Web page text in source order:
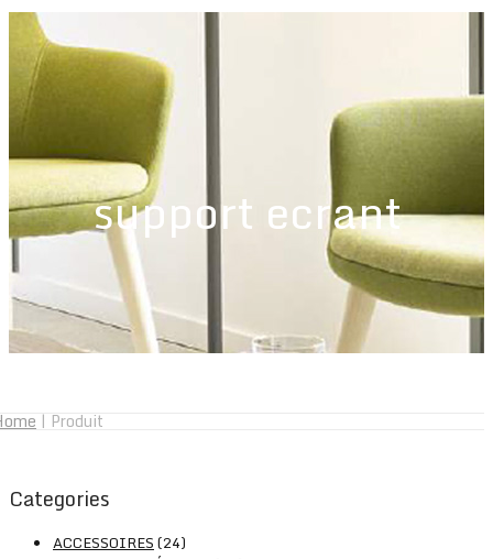
support ecrant
| Produit
Categories
ACCESSOIRES(24)